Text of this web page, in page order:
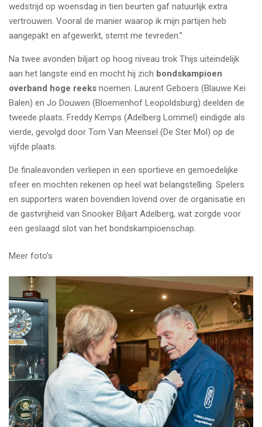
wedstrijd op woensdag in tien beurten gaf natuurlijk extra
vertrouwen. Vooral de manier waarop ik mijn partijen heb
aangepakt en afgewerkt, stemt me tevreden.”
Na twee avonden biljart op hoog niveau trok Thijs uiteindelijk
aan het langste eind en mocht hij zich bonds­kampioen
overband hoge reeks noemen. Laurent Geboers (Blauwe Kei
Balen) en Jo Douwen (Bloemenhof Leopoldsburg) deelden de
tweede plaats. Freddy Kemps (Adelberg Lommel) eindigde als
vierde, gevolgd door Tom Van Meensel (De Ster Mol) op de
vijfde plaats.
De finaleavonden verliepen in een sportieve en gemoedelijke
sfeer en mochten rekenen op heel wat belangstelling. Spelers
en supporters waren bovendien lovend over de organisatie en
de gastvrijheid van Snooker Biljart Adelberg, wat zorgde voor
een geslaagd slot van het bondskampioenschap.
Meer foto's